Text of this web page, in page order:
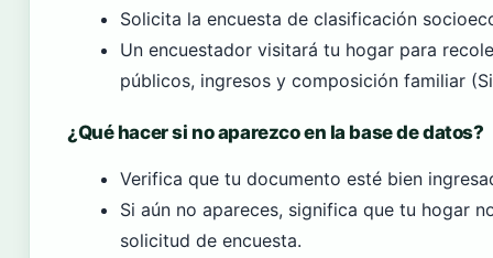
Solicita la encuesta de clasificación
Un encuestador visitará tu hogar para
públicos, ingresos y composición familiar
¿Qué hacer si no aparezco en la base de datos?
Verifica que tu documento esté bien
Si aún no apareces, significa que tu hogar
solicitud de encuesta.